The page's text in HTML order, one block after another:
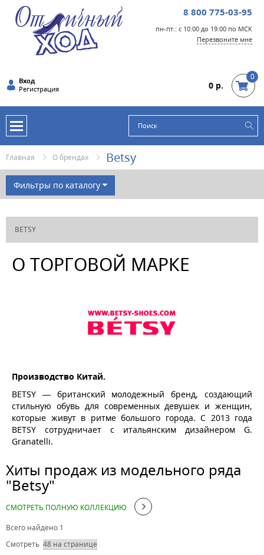
8 800 775-03-95
пн-пт.: с 10:00 до 19:00 по МСК
Перезвоните мне
Вход
Регистрация
0 р.
0
Главная О брендах Betsy
Фильтры по каталогу
ЦВЕТ
МАТЕРИАЛ ВНУТРЕННИЙ
ЦЕНА
руб. руб.
BETSY
О ТОРГОВОЙ МАРКЕ
Производство Китай.
BETSY — британский молодежный бренд, создающий
стильную обувь для современных девушек и женщин,
которые живут в ритме большого города. С 2013 года
BETSY сотрудничает с итальянским дизайнером G.
Granatelli.
Хиты продаж из модельного ряда
"Betsy"
СМОТРЕТЬ ПОЛНУЮ КОЛЛЕКЦИЮ
Всего найдено 1
Смотреть